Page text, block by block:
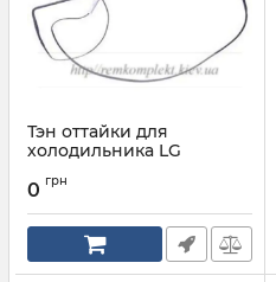
Тэн оттайки для
холодильника LG
Артикул:
0 грн